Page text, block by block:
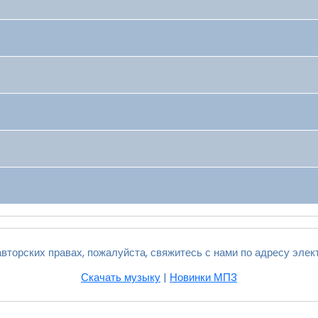
правах, пожалуйста, свяжитесь с нами по адресу
Скачать музыку | Новинки МП3